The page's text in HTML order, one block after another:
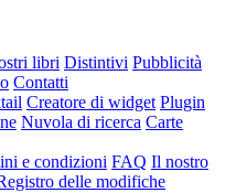
libri Distintivi Pubblicità
Contatti
Creatore di widget Plugin
Nuvola di ricerca Carte
e condizioni FAQ Il nostro
delle modifiche